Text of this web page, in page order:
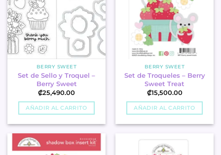
BERRY SWEET
Set de Sello y Troquel –
Berry Sweet
₡25,490.00
AÑADIR AL CARRITO
BERRY SWEET
Set de Troqueles – Berry
Sweet Treat
₡15,500.00
AÑADIR AL CARRITO